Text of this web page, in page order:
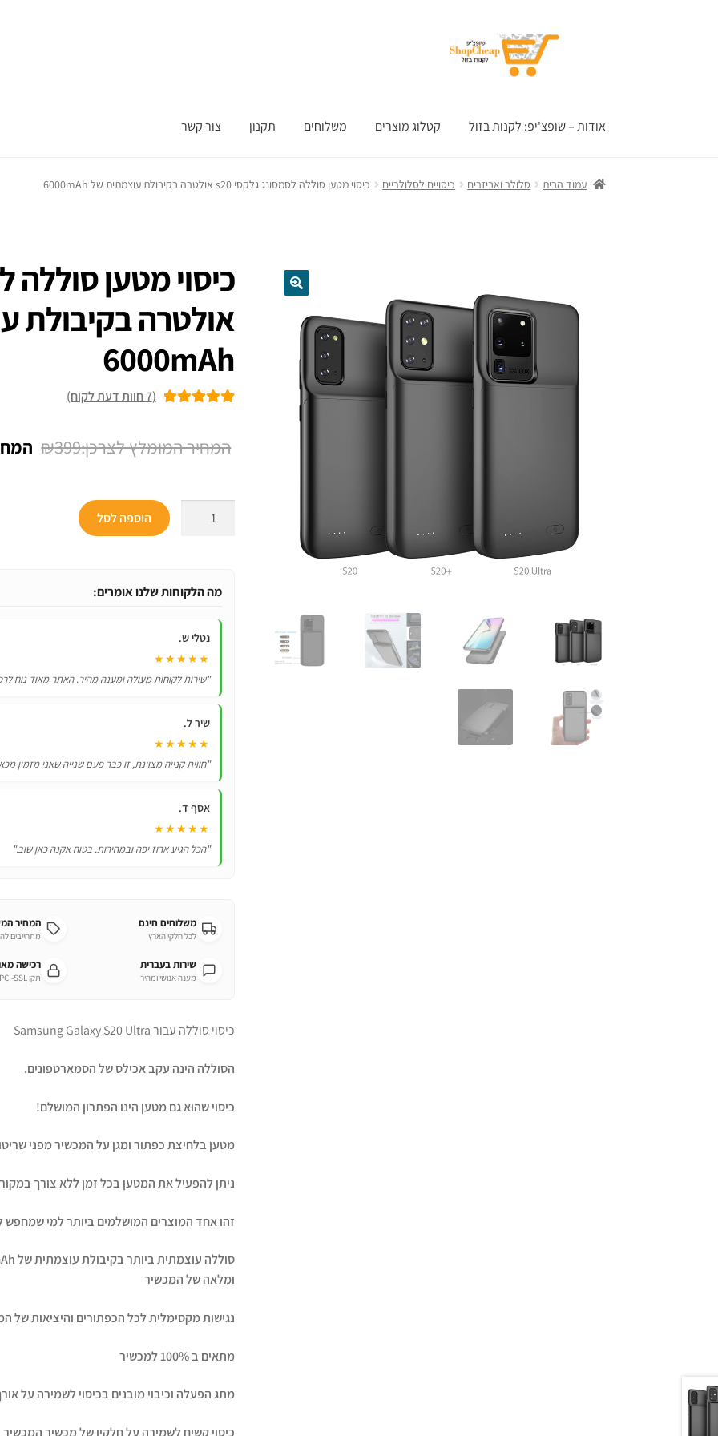
אודות – שופצ'יפ: לקנות בזול קטלוג מוצרים משלוחים תקנון צור קשר
עמוד הבית סלולר ואביזרים כיסויים לסלולריים כיסוי מטען סוללה לסמסונג גלקסי s20 אולטרה בקיבולת עוצמתית של 6000mAh
אולטרה בקיבולת
6000mAh
עלדירוגים של
(
7חוות דעת לקוח)
₪399
סוללה
גלקסי
בקיבולת
עוצמתית
6000mAh
הוספה לסל
מה הלקוחות שלנו אומרים:
נטלי ש.
★★★★★
"שירות לקוחות מעולה ומענה מהיר. האתר מאוד נוח
שיר ל.
★★★★★
"חווית קנייה מצוינת, זו כבר פעם שנייה שאני מזמין
אסף ד.
★★★★★
"הכל הגיע ארוז יפה ובמהירות. בטוח אקנה כאן שוב."
משלוחים חינם
לכל חלקי הארץ
המחיר
מתחייבים
שירות בעברית
מענה אנושי ומהיר
רכישה
תקן PCI-SSL מחמיר
כיסוי סוללה עבור Samsung Galaxy S20 Ultra
הסוללה הינה עקב אכילס של הסמארטפונים.
כיסוי שהוא גם מטען הינו הפתרון המושלם!
מטען בלחיצת כפתור ומגן על המכשיר מפני
ניתן להפעיל את המטען בכל זמן ללא צורך
זהו אחד המוצרים המושלמים ביותר למי שמחפש
ומלאה של המכשיר
נגישות מקסימלית לכל הכפתורים והיציאות של
מתאים ב 100% למכשיר
מתג הפעלה וכיבוי מובנים בכיסוי לשמירה על
כיסוי קשיח לשמירה על חלקיו של מכשיר